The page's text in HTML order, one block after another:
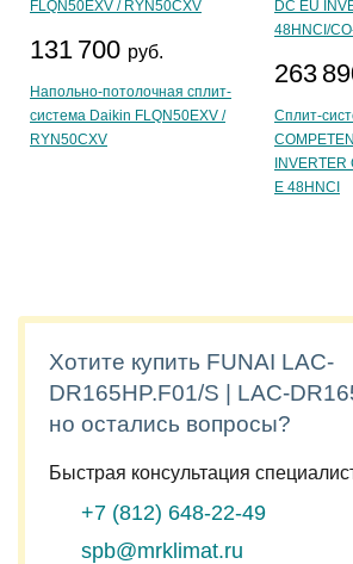
131 700 руб.
Напольно-потолочная сплит-
система Daikin FLQN50EXV /
RYN50CXV
263
Сплит-
E 48HNCI
Хотите купить FUNAI LAC-
DR165HP.F01/S | LAC-
но остались вопросы?
Быстрая консультация
+7 (812) 648-22-49
spb@mrklimat.ru